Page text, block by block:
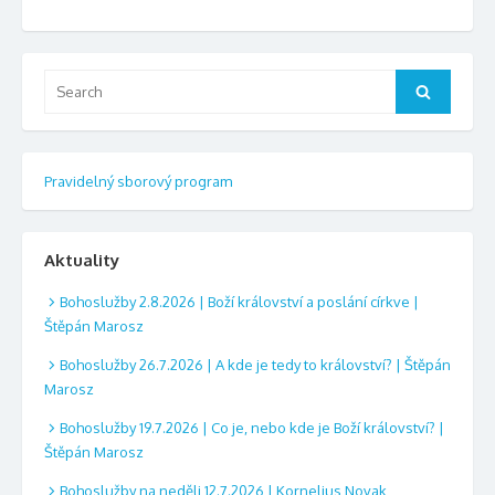
Search
Pravidelný sborový program
Aktuality
Bohoslužby 2.8.2026 | Boží království a poslání církve |
Štěpán Marosz
Bohoslužby 26.7.2026 | A kde je tedy to království? | Štěpán
Marosz
Bohoslužby 19.7.2026 | Co je, nebo kde je Boží království? |
Štěpán Marosz
Bohoslužby na neděli 12.7.2026 | Kornelius Novak